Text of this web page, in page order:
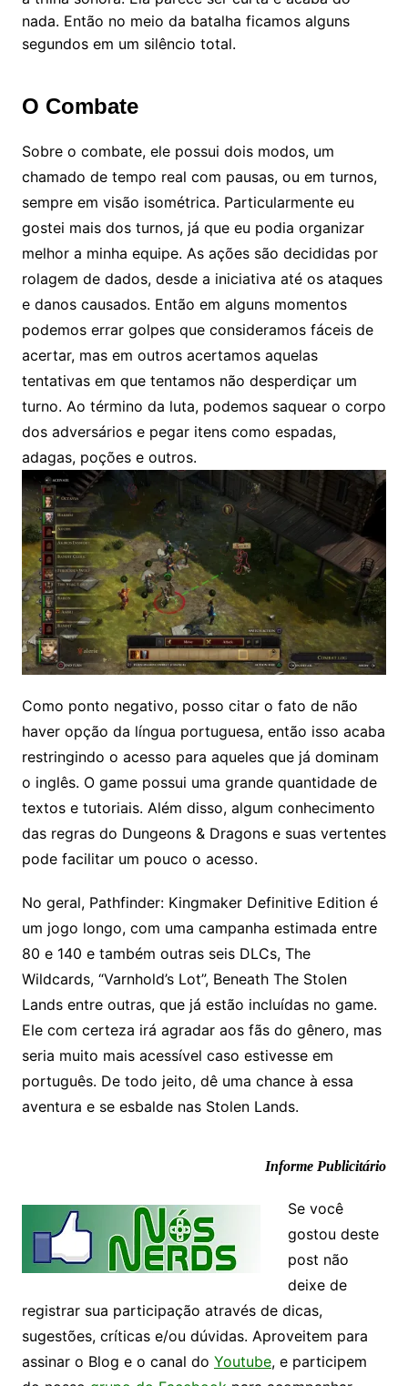
nada. Então no meio da batalha ficamos alguns
segundos em um silêncio total.
O Combate
Sobre o combate, ele possui dois modos, um
chamado de tempo real com pausas, ou em turnos,
sempre em visão isométrica. Particularmente eu
gostei mais dos turnos, já que eu podia organizar
melhor a minha equipe. As ações são decididas por
rolagem de dados, desde a iniciativa até os ataques
e danos causados. Então em alguns momentos
podemos errar golpes que consideramos fáceis de
acertar, mas em outros acertamos aquelas
tentativas em que tentamos não desperdiçar um
turno. Ao término da luta, podemos saquear o corpo
dos adversários e pegar itens como espadas,
adagas, poções e outros.
Como ponto negativo, posso citar o fato de não
haver opção da língua portuguesa, então isso acaba
restringindo o acesso para aqueles que já dominam
o inglês. O game possui uma grande quantidade de
textos e tutoriais. Além disso, algum conhecimento
das regras do Dungeons & Dragons e suas vertentes
pode facilitar um pouco o acesso.
No geral, Pathfinder: Kingmaker Definitive Edition é
um jogo longo, com uma campanha estimada entre
80 e 140 e também outras seis DLCs, The
Wildcards, “Varnhold’s Lot”, Beneath The Stolen
Lands entre outras, que já estão incluídas no game.
Ele com certeza irá agradar aos fãs do gênero, mas
seria muito mais acessível caso estivesse em
português. De todo jeito, dê uma chance à essa
aventura e se esbalde nas Stolen Lands.
Informe Publicitário
Se você
gostou deste
post não
deixe de
registrar sua participação através de dicas,
sugestões, críticas e/ou dúvidas. Aproveitem para
assinar o Blog e o canal do Youtube, e participem